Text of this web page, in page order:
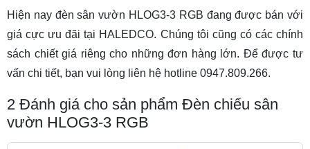
Hiện nay đèn sân vườn HLOG3-3 RGB đang được bán với
giá cực ưu đãi tại HALEDCO. Chúng tôi cũng có các chính
sách chiết giá riêng cho những đơn hàng lớn. Để được tư
vấn chi tiết, bạn vui lòng liên hệ hotline 0947.809.266.
2 Đánh giá cho sản phẩm Đèn chiếu sân
vườn HLOG3-3 RGB